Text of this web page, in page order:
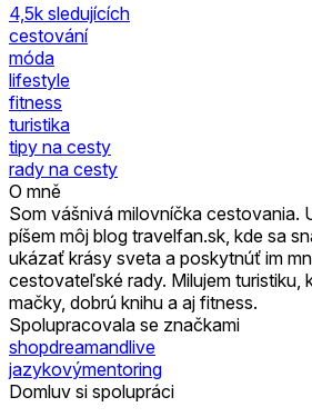
4,5k sledujících
cestování
móda
lifestyle
fitness
turistika
tipy na cesty
rady na cesty
O mně
Som vášnivá milovníčka cestovania.
píšem môj blog travelfan.sk, kde sa
ukázať krásy sveta a poskytnúť im
cestovateľské rady. Milujem turistiku,
mačky, dobrú knihu a aj fitness.
Spolupracovala se značkami
shopdreamandlive
jazykovýmentoring
Domluv si spolupráci